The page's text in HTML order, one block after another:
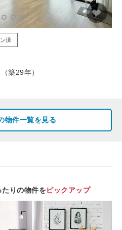
済
築29年）
物件一覧を見る
りの物件をピックアップ